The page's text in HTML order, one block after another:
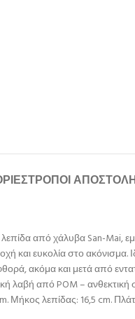
ΤΡΌΠΟΙ
λεπίδα από χάλυβα San-
ευκολία στο ακόνισμα.
ακόμα και μετά από
από POM – ανθεκτική
Μήκος λεπίδας: 16,5 cm.